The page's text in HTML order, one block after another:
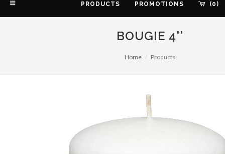
PRODUCTS PROMOTIONS (0)
BOUGIE 4''
Home Products